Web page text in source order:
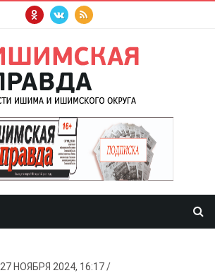
27 НОЯБРЯ 2024, 16:17